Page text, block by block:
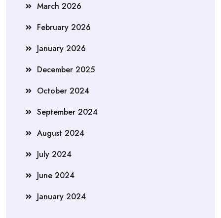
March 2026
February 2026
January 2026
December 2025
October 2024
September 2024
August 2024
July 2024
June 2024
January 2024